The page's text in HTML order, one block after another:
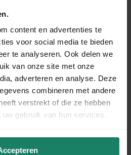
content en advertenties te
voor social media te bieden
te analyseren. Ook delen we
van onze site met onze
adverteren en analyse. Deze
combineren met andere
verstrekt of die ze hebben
gebruik van hun services.